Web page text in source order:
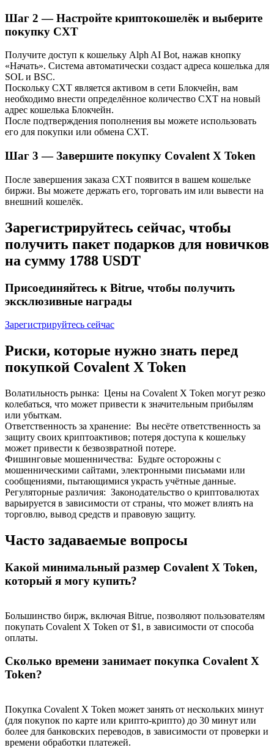
Bitrue Партнеры
Партнеры Bitrue
До 65% комиссии!
Реферал
Пригласите друга, чтобы получить денежные
вознаграждения
Deposit & Trade BTC to Share 25000 USDT prize pool!
Share 500000 CASHCAT prize pool
Exclusive for BitMart Users
Precious Metals Trading Carnival
Шаг 2 — Настройте криптокошелёк и выберите
покупку CXT
Получите доступ к кошельку Alph AI Bot, нажав кнопку
«Начать». Система автоматически создаст адреса кошелька для
SOL и BSC.
Поскольку CXT является активом в сети Блокчейн, вам
необходимо внести определённое количество CXT на новый
адрес кошелька Блокчейн.
После подтверждения пополнения вы можете использовать
его для покупки или обмена CXT.
Шаг 3 —Завершите покупку Covalent X Token
После завершения заказа CXT появится в вашем кошельке
биржи. Вы можете держать его, торговать им или вывести на
внешний кошелёк.
Зарегистрируйтесь сейчас, чтобы
получить пакет подарков для новичков
на сумму 1788 USDT
Присоединяйтесь к Bitrue, чтобы получить
эксклюзивные награды
Зарегистрируйтесь сейчас
Риски, которые нужно знать перед
покупкой Covalent X Token
Волатильность рынка: Цены на Covalent X Token могут резко
колебаться, что может привести к значительным прибылям
или убыткам.
Ответственность за хранение: Вы несёте ответственность за
защиту своих криптоактивов; потеря доступа к кошельку
может привести к безвозвратной потере.
Фишинговые мошенничества: Будьте осторожны с
мошенническими сайтами, электронными письмами или
сообщениями, пытающимися украсть учётные данные.
Регуляторные различия: Законодательство о криптовалютах
варьируется в зависимости от страны, что может влиять на
торговлю, вывод средств и правовую защиту.
Часто задаваемые вопросы
Какой минимальный размер Covalent X Token,
который я могу купить?
Большинство бирж, включая Bitrue, позволяют пользователям
покупать Covalent X Token от $1, в зависимости от способа
оплаты.
Сколько времени занимает покупка Covalent X
Token?
Покупка Covalent X Token может занять от нескольких минут
(для покупок по карте или крипто-крипто) до 30 минут или
более для банковских переводов, в зависимости от проверки и
времени обработки платежей.